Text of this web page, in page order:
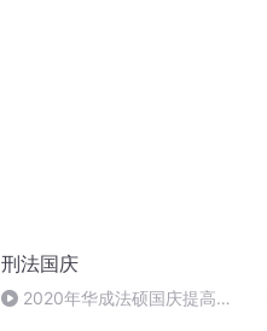
刑法国庆
2020年华成法硕国庆提高班